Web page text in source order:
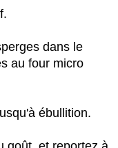
dans le
au four micro
ébullition.